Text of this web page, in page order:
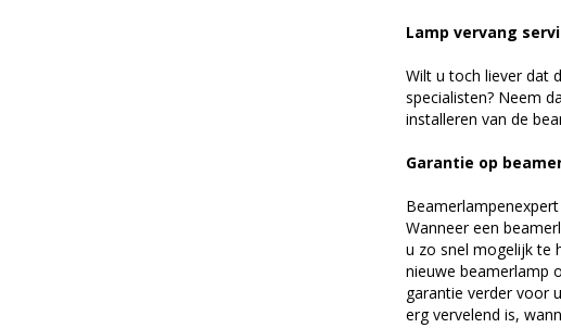
Lamp vervang
Wilt u toch liever dat
specialisten? Neem
installeren van de
Garantie op
Wanneer een
u zo snel mogelijk te
nieuwe beamerlamp
garantie verder voor
erg vervelend is,